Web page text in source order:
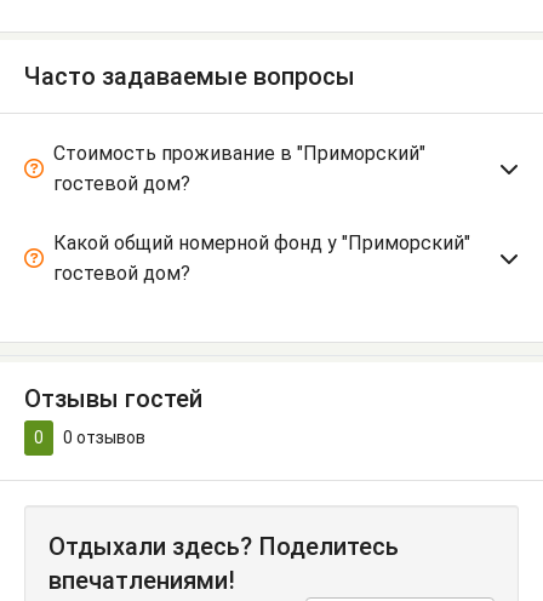
Часто задаваемые вопросы
Стоимость проживание в "Приморский"
гостевой дом?
Какой общий номерной фонд у "Приморский"
гостевой дом?
Отзывы гостей
0 0 отзывов
Отдыхали здесь? Поделитесь
впечатлениями!